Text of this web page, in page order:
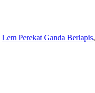
Lem Perekat Ganda Berlapis,